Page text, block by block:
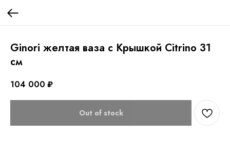
Ginori желтая ваза с Крышкой Citrino 31
см
104 000 ₽
Out of stock